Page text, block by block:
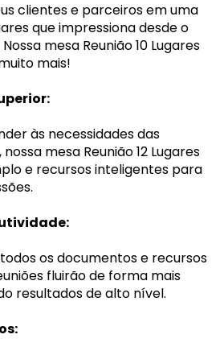
clientes e parceiros em uma
que impressiona desde o
mesa Reunião 10 Lugares
mais!
às necessidades das
mesa Reunião 12 Lugares
e recursos inteligentes para
os documentos e recursos
fluirão de forma mais
resultados de alto nível.